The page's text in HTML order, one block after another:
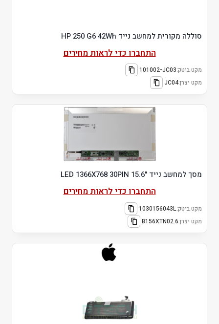
סוללה מקורית למחשב נייד HP 250 G6 42Wh
התחברו כדי לראות מחירים
מקט ביטק:101002-JC03
מקט יצרן:JC04
מסך למחשב נייד "15.6 LED 1366X768 30PIN
התחברו כדי לראות מחירים
מקט ביטק:1030156043L
מקט יצרן:B156XTN02.6